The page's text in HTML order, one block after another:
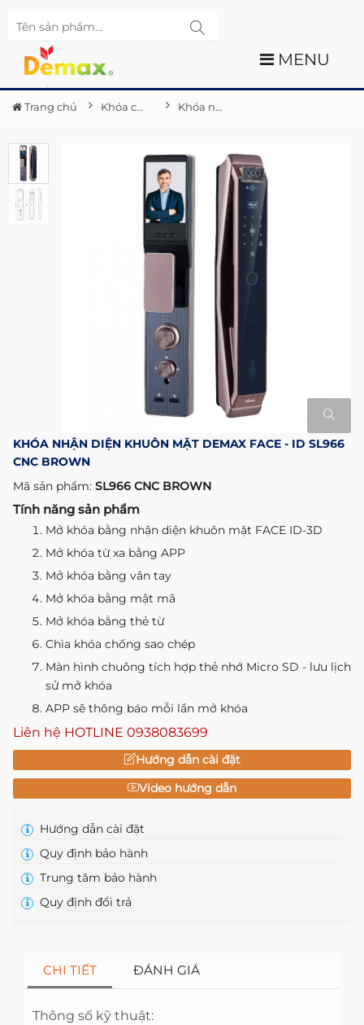
MENU
Trang chủ Khóa cửa điện tử Demax Khóa nhận diện khuôn mặt Demax FACE - ID SL966 CNC BROWN
KHÓA NHẬN DIỆN KHUÔN MẶT DEMAX FACE - ID SL966
CNC BROWN
Mã sản phẩm: SL966 CNC BROWN
Tính năng sản phẩm
Mở khóa bằng nhận diện khuôn mặt FACE ID-3D
Mở khóa từ xa bằng APP
Mở khóa bằng vân tay
Mở khóa bằng mật mã
Mở khóa bằng thẻ từ
Chìa khóa chống sao chép
Màn hình chuông tích hợp thẻ nhớ Micro SD - lưu lịch
sử mở khóa
APP sẽ thông báo mỗi lần mở khóa
Liên hệ HOTLINE 0938083699
Hướng dẫn cài đặt
Video hướng dẫn
Hướng dẫn cài đặt
Quy định bảo hành
Trung tâm bảo hành
Quy định đổi trả
CHI TIẾT ĐÁNH GIÁ
Thông số kỹ thuật: